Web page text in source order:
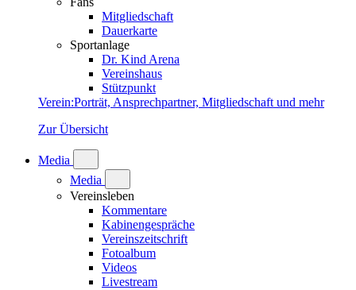
Mitgliedschaft
Dauerkarte
Sportanlage
Dr. Kind Arena
Vereinshaus
Stützpunkt
Verein:Porträt, Ansprechpartner, Mitgliedschaft und mehr
Zur Übersicht
Media
Media
Vereinsleben
Kommentare
Kabinengespräche
Vereinszeitschrift
Fotoalbum
Videos
Livestream